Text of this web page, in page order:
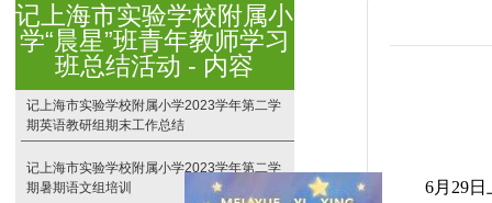
记上海市实验学校附属小
学“晨星”班青年教师学习
班总结活动 - 内容
记上海市实验学校附属小学2023学年第二学
期英语教研组期末工作总结
记上海市实验学校附属小学2023学年第二学
期暑期语文组培训
6月29日